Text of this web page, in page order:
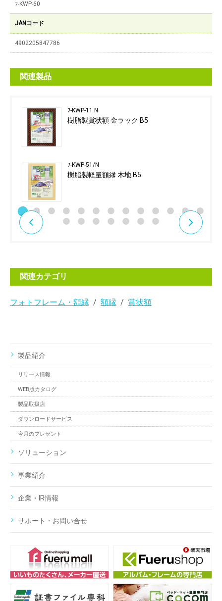
ﾌ-KWP-60
JANコード
4902205847786
関連製品
ﾌ-KWP-11 N
樹脂製賞状額 金ラック B5
ﾌ-KWP-51/N
樹脂製軽量額縁 木地 B5
関連カテゴリ
フォトフレーム・額縁 額縁 賞状額
製品紹介
リリース情報
WEB版カタログ
製品取扱店
ダウンロードサービス
今月のプレゼント
ソリューション
事業紹介
企業・IR情報
サポート・お問い合せ